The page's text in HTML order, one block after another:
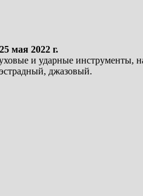
мая 2022 г.
и ударные инструменты,
джазовый.